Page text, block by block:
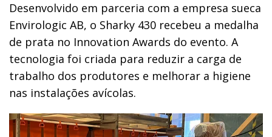
Desenvolvido em parceria com a empresa sueca
Envirologic AB, o Sharky 430 recebeu a medalha
de prata no Innovation Awards do evento. A
tecnologia foi criada para reduzir a carga de
trabalho dos produtores e melhorar a higiene
nas instalações avícolas.